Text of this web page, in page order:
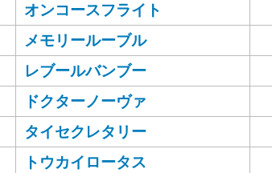
オンコースフライト
メモリールーブル
レブールバンブー
ドクターノーヴァ
タイセクレタリー
トウカイロータス